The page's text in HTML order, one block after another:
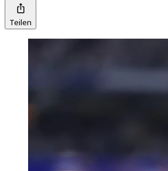
Teilen